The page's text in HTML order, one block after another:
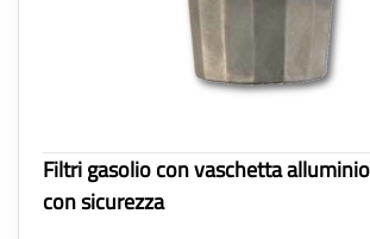
Filtri gasolio con vaschetta
con sicurezza